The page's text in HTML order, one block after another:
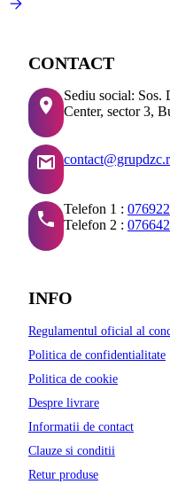
CONTACT
Sediu social: Sos.
Center, sector 3,
Telefon 1 :
Telefon 2 :
INFO
Regulamentul oficial al
Politica de confidentialitate
Politica de cookie
Despre livrare
Informatii de contact
Clauze si conditii
Retur produse